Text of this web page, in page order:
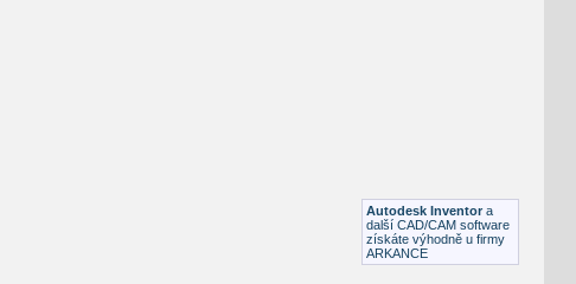
Autodesk Inventor a
další CAD/CAM software
získáte výhodně u firmy
ARKANCE